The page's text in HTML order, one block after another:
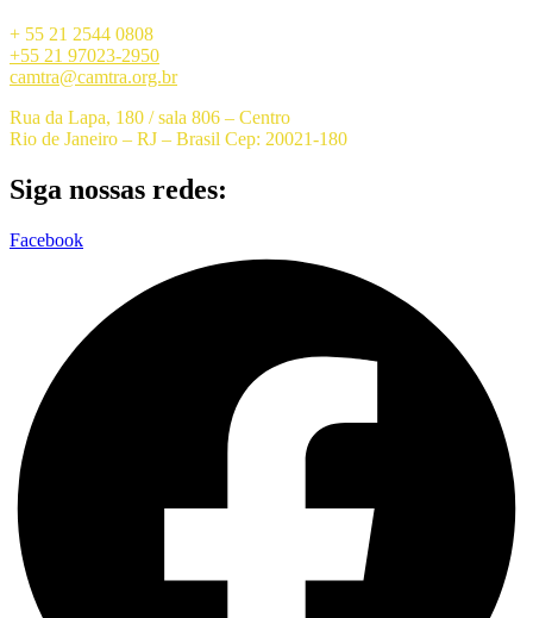
+ 55 21 2544 0808
+55 21 97023-2950
camtra@camtra.org.br
Rua da Lapa, 180 / sala 806 – Centro
Rio de Janeiro – RJ – Brasil Cep: 20021-180
Siga nossas redes:
Facebook